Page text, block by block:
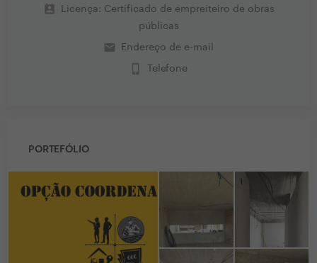
perm_contact_calendar
Licença: Certificado de empreiteiro de obras
públicas
email Endereço de e-mail
phone_iphone Telefone
PORTEFÓLIO